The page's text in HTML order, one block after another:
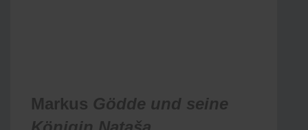
Markus Gödde und seine